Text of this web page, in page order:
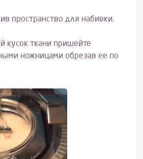
пространство для набивки.
кусок ткани пришейте
ножницами обрезав ее по